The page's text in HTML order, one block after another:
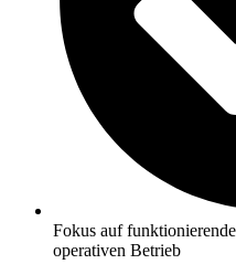
Fokus auf
operativen Betrieb